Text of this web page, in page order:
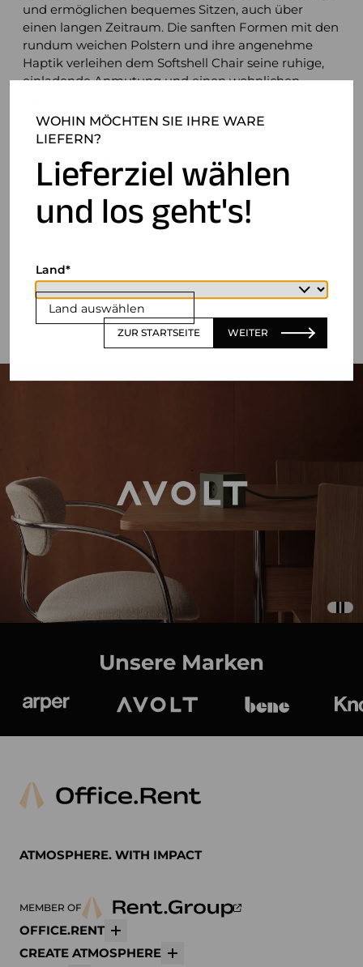
WOHIN MÖCHTEN SIE IHRE WARE
LIEFERN?
Lieferziel wählen
und los geht's!
Land auswählen
Land
ZUR STARTSEITE WEITER
und ermöglichen bequemes Sitzen, auch über
einen langen Zeitraum. Die sanften Formen mit den
rundum weichen Polstern und ihre angenehme
Haptik verleihen dem Softshell Chair seine ruhige,
einladende Anmutung und einen wohnlichen
Produktdetails
Unsere Marken
ATMOSPHERE. WITH IMPACT
MEMBER OF
OFFICE.RENT
CREATE ATMOSPHERE